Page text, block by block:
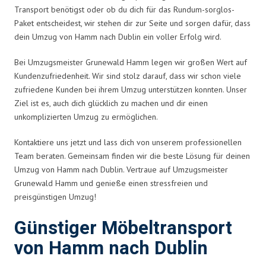
Transport benötigst oder ob du dich für das Rundum-sorglos-
Paket entscheidest, wir stehen dir zur Seite und sorgen dafür, dass
dein Umzug von Hamm nach Dublin ein voller Erfolg wird.
Bei Umzugsmeister Grunewald Hamm legen wir großen Wert auf
Kundenzufriedenheit. Wir sind stolz darauf, dass wir schon viele
zufriedene Kunden bei ihrem Umzug unterstützen konnten. Unser
Ziel ist es, auch dich glücklich zu machen und dir einen
unkomplizierten Umzug zu ermöglichen.
Kontaktiere uns jetzt und lass dich von unserem professionellen
Team beraten. Gemeinsam finden wir die beste Lösung für deinen
Umzug von Hamm nach Dublin. Vertraue auf Umzugsmeister
Grunewald Hamm und genieße einen stressfreien und
preisgünstigen Umzug!
Günstiger Möbeltransport
von Hamm nach Dublin